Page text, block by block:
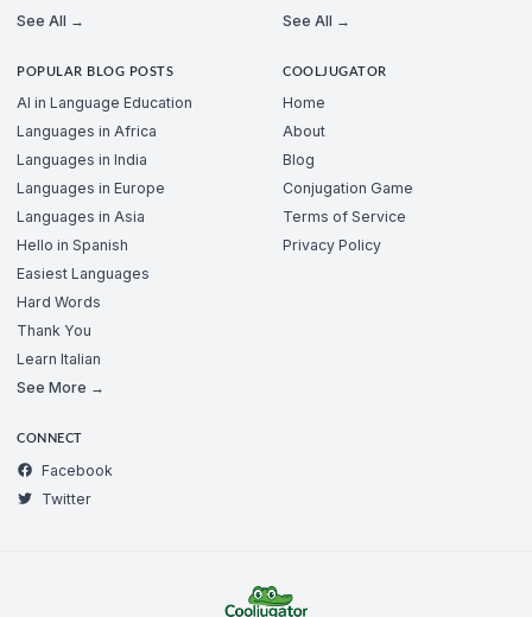
See All →
See All →
POPULAR BLOG POSTS
AI in Language Education
Languages in Africa
Languages in India
Languages in Europe
Languages in Asia
Hello in Spanish
Easiest Languages
Hard Words
Thank You
Learn Italian
See More →
COOLJUGATOR
Home
About
Blog
Conjugation Game
Terms of Service
Privacy Policy
CONNECT
Facebook
Twitter